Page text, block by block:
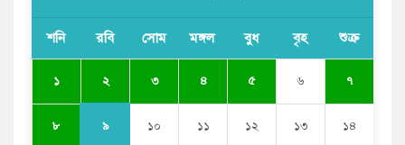
শনি রবি সোম মঙ্গল বুধ বৃহ শুক্র
১ ২ ৩ ৪ ৫ ৬ ৭
৮ ৯ ১০ ১১ ১২ ১৩ ১৪